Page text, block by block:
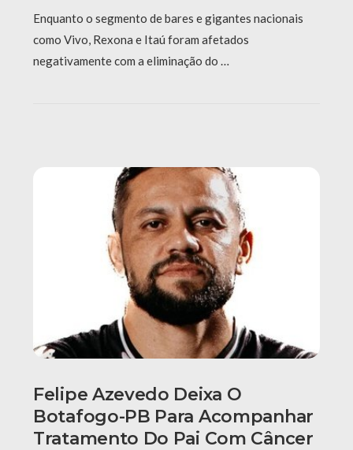
Enquanto o segmento de bares e gigantes nacionais
como Vivo, Rexona e Itaú foram afetados
negativamente com a eliminação do …
Felipe Azevedo Deixa O
Botafogo-PB Para Acompanhar
Tratamento Do Pai Com Câncer